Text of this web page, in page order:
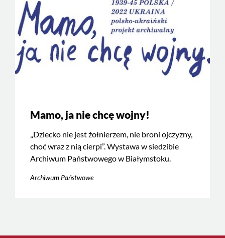
Mamo, ja nie chcę wojny!
„Dziecko nie jest żołnierzem, nie broni ojczyzny,
choć wraz z nią cierpi”. Wystawa w siedzibie
Archiwum Państwowego w Białymstoku.
Archiwum Państwowe